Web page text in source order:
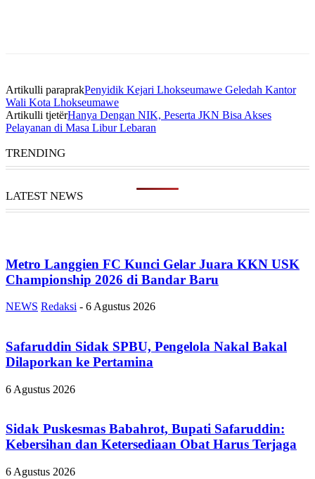
Artikulli paraprakPenyidik Kejari Lhokseumawe Geledah Kantor
Wali Kota Lhokseumawe
Artikulli tjetërHanya Dengan NIK, Peserta JKN Bisa Akses
Pelayanan di Masa Libur Lebaran
TRENDING
LATEST NEWS
Metro Langgien FC Kunci Gelar Juara KKN USK
Championship 2026 di Bandar Baru
NEWS Redaksi - 6 Agustus 2026
Safaruddin Sidak SPBU, Pengelola Nakal Bakal
Dilaporkan ke Pertamina
6 Agustus 2026
Sidak Puskesmas Babahrot, Bupati Safaruddin:
Kebersihan dan Ketersediaan Obat Harus Terjaga
6 Agustus 2026